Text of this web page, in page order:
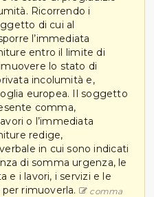
Ricorrendo i
di cui al
l’immediata
entro il limite di
lo stato di
incolumità e,
europea. Il soggetto
comma,
o l’immediata
redige,
in cui sono indicati
di somma urgenza, le
e i lavori, i servizi e le
rimuoverla.
comma